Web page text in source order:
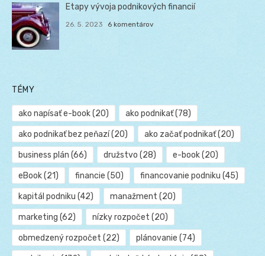
Etapy vývoja podnikových financií
26. 5. 2023 6 komentárov
TÉMY
ako napísať e-book(20) ako podnikať(78)
ako podnikať bez peňazí(20) ako začať podnikať(20)
business plán (66) družstvo (28) e-book(20)
eBook(21) financie (50) financovanie podniku (45)
kapitál podniku (42) manažment (20)
marketing (62) nízky rozpočet (20)
obmedzený rozpočet (22) plánovanie (74)